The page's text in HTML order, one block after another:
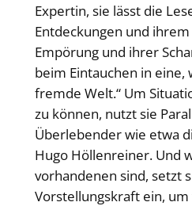
Expertin, sie lässt die
Entdeckungen und
Empörung und ihrer
beim Eintauchen in eine,
fremde Welt.“ Um
zu können, nutzt sie
Überlebender wie etwa
Hugo Höllenreiner. Und
vorhandenen sind, setzt
Vorstellungskraft ein,